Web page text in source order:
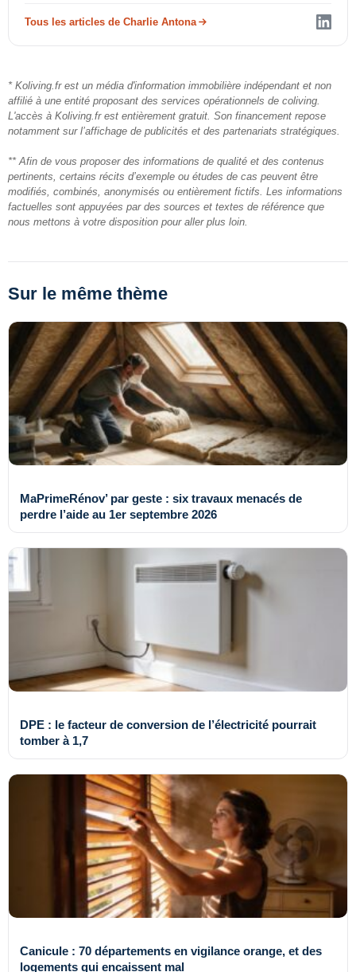
Tous les articles de Charlie Antona
* Koliving.fr est un média d'information immobilière indépendant et non
affilié à une entité proposant des services opérationnels de coliving.
L'accès à Koliving.fr est entièrement gratuit. Son financement repose
notamment sur l’affichage de publicités et des partenariats stratégiques.
** Afin de vous proposer des informations de qualité et des contenus
pertinents, certains récits d’exemple ou études de cas peuvent être
modifiés, combinés, anonymisés ou entièrement fictifs. Les informations
factuelles sont appuyées par des sources et textes de référence que
nous mettons à votre disposition pour aller plus loin.
Sur le même thème
MaPrimeRénov’ par geste : six travaux menacés de
perdre l’aide au 1er septembre 2026
DPE : le facteur de conversion de l’électricité pourrait
tomber à 1,7
Canicule : 70 départements en vigilance orange, et des
logements qui encaissent mal